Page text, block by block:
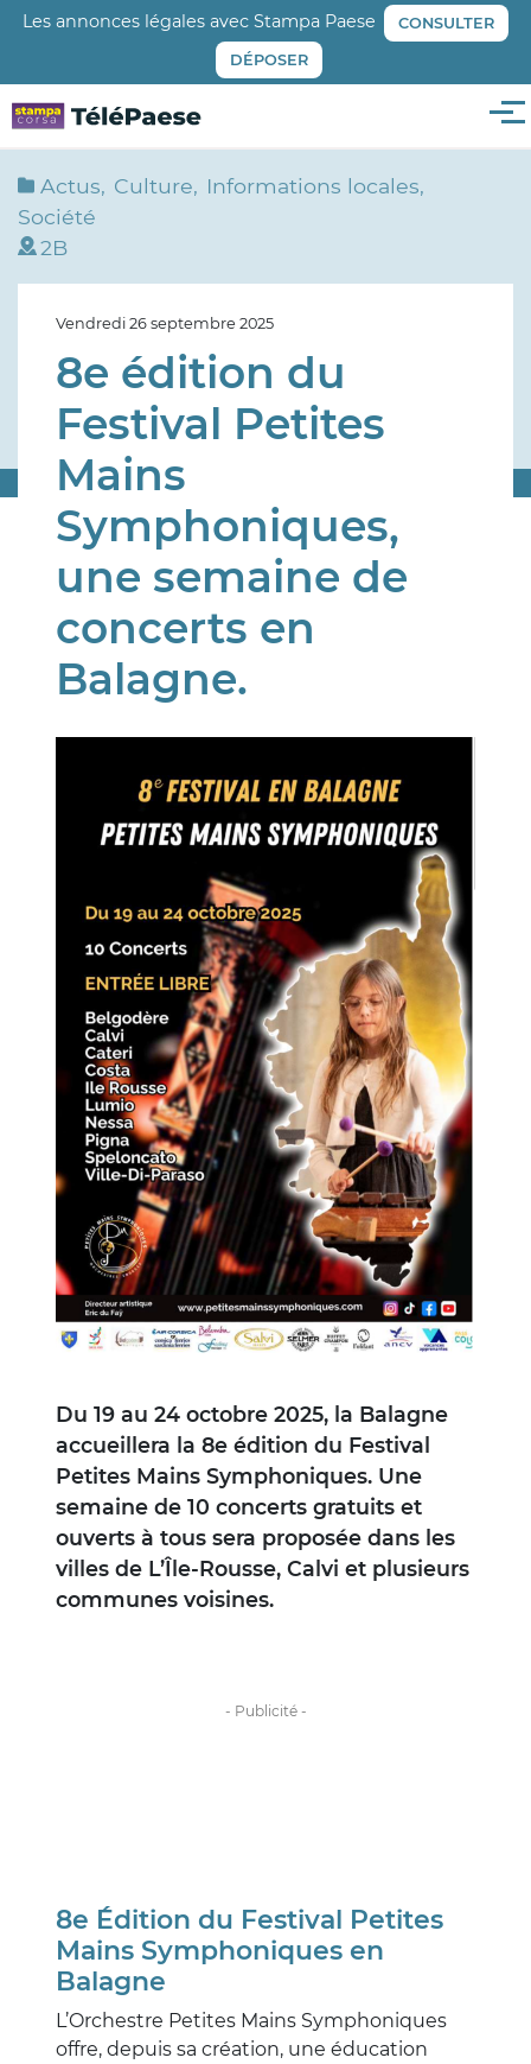
Aller
principal
Les annonces légales avec Stampa Paese CONSULTER
DÉPOSER
Actus Culture
Informations locales
Société
2B
Vendredi 26 septembre 2025
8e édition du
Festival Petites
Mains
Symphoniques,
une semaine de
concerts en
Balagne.
Du 19 au 24 octobre 2025, la Balagne
accueillera la 8e édition du Festival
Petites Mains Symphoniques. Une
semaine de 10 concerts gratuits et
ouverts à tous sera proposée dans les
villes de L’Île-Rousse, Calvi et plusieurs
communes voisines.
8e Édition du Festival Petites
Mains Symphoniques en
Balagne
L’Orchestre Petites Mains Symphoniques
offre, depuis sa création, une éducation